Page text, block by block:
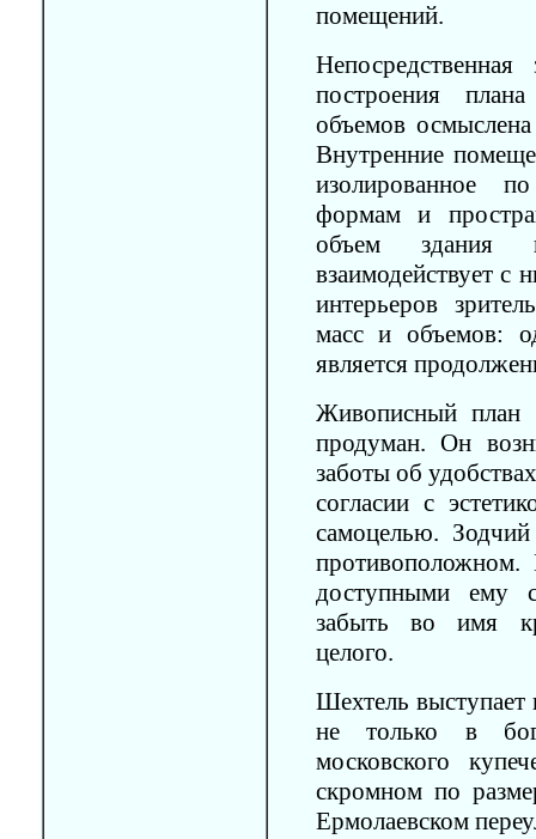
помещений.
построения
объемов
Внутренние
изолированное
формам и
объем здания
взаимодействует с
интерьеров
масс и объемов:
является
Живописный план
продуман. Он
заботы об
согласии с
самоцелью.
доступными ему
забыть во имя
целого.
Шехтель выступает
не только в
московского
скромном по
Ермолаевском